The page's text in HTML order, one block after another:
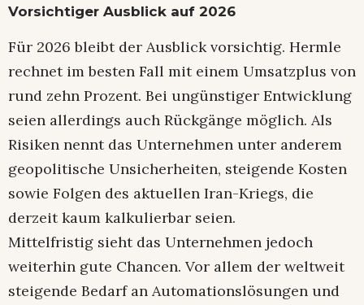
Vorsichtiger Ausblick auf 2026
Für 2026 bleibt der Ausblick vorsichtig. Hermle
rechnet im besten Fall mit einem Umsatzplus von
rund zehn Prozent. Bei ungünstiger Entwicklung
seien allerdings auch Rückgänge möglich. Als
Risiken nennt das Unternehmen unter anderem
geopolitische Unsicherheiten, steigende Kosten
sowie Folgen des aktuellen Iran-Kriegs, die
derzeit kaum kalkulierbar seien.
Mittelfristig sieht das Unternehmen jedoch
weiterhin gute Chancen. Vor allem der weltweit
steigende Bedarf an Automationslösungen und